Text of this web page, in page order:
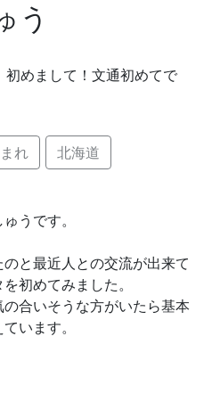
う
めまして！文通初めてで
れ 北海道
うです。
と最近人との交流が出来て
初めてみました。
合いそうな方がいたら基本
います。